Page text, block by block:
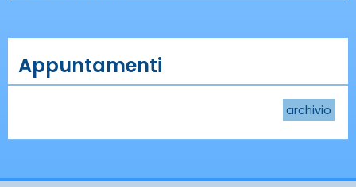
Appuntamenti
archivio